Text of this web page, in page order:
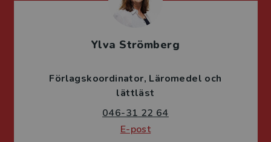
Ylva Strömberg
Förlagskoordinator Läromedel och
lättläst
046-31 22 64
E-post